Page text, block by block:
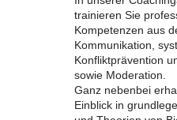
trainieren Sie
Kompetenzen aus
Kommunikation,
Konfliktprävention
sowie Moderation.
Ganz nebenbei
Einblick in